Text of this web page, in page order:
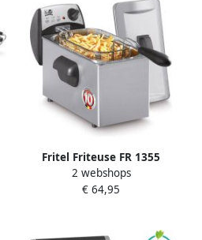
Oranje
Fritel Friteuse FR 1355
Frituurpan Frituurketel 3L
2200W volledig uit inox
2 webshops
€ 64,95